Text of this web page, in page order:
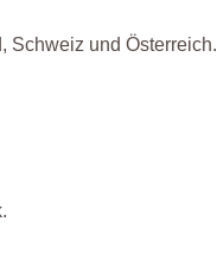
Schweiz und Österreich.